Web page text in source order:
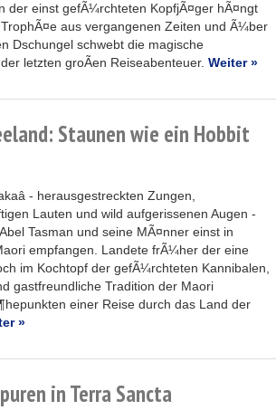
der einst gefÃ¼rchteten KopfjÃ¤ger hÃ¤ngt
aus vergangenen Zeiten und Ã¼ber
Dschungel schwebt die magische
letzten groÃen Reiseabenteuer. Weiter »
Staunen wie ein Hobbit
- herausgestreckten Zungen,
Lauten und wild aufgerissenen Augen -
Tasman und seine MÃ¤nner einst in
empfangen. Landete frÃ¼her der eine
im Kochtopf der gefÃ¼rchteten Kannibalen,
gastfreundliche Tradition der Maori
einer Reise durch das Land der
»
in Terra Sancta